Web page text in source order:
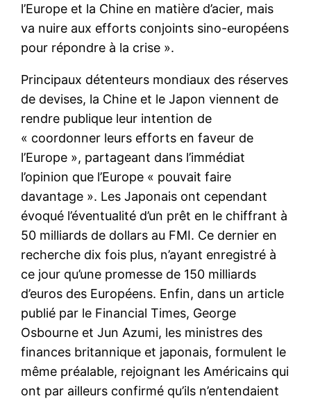
l’Europe et la Chine en matière d’acier, mais
va nuire aux efforts conjoints sino-européens
pour répondre à la crise ».
Principaux détenteurs mondiaux des réserves
de devises, la Chine et le Japon viennent de
rendre publique leur intention de
« coordonner leurs efforts en faveur de
l’Europe », partageant dans l’immédiat
l’opinion que l’Europe « pouvait faire
davantage ». Les Japonais ont cependant
évoqué l’éventualité d’un prêt en le chiffrant à
50 milliards de dollars au FMI. Ce dernier en
recherche dix fois plus, n’ayant enregistré à
ce jour qu’une promesse de 150 milliards
d’euros des Européens. Enfin, dans un article
publié par le Financial Times, George
Osbourne et Jun Azumi, les ministres des
finances britannique et japonais, formulent le
même préalable, rejoignant les Américains qui
ont par ailleurs confirmé qu’ils n’entendaient